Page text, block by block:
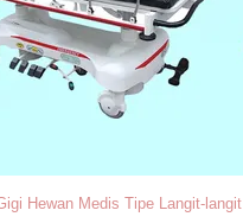
Hewan Medis Tipe Langit-langit